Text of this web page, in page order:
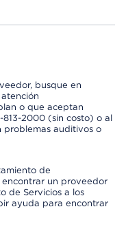
busque en
o que aceptan
813-2000 (sin costo) o al
problemas auditivos o
de
un proveedor
de Servicios a los
ayuda para encontrar